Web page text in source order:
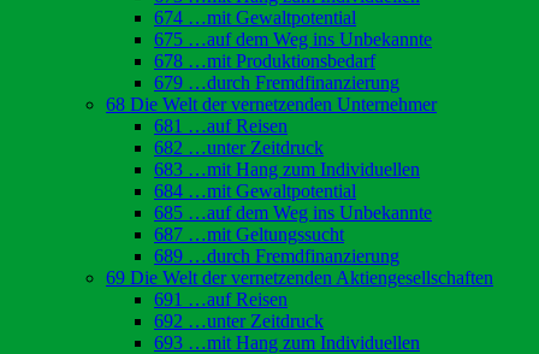
674 …mit Gewaltpotential
675 …auf dem Weg ins Unbekannte
678 …mit Produktionsbedarf
679 …durch Fremdfinanzierung
68 Die Welt der vernetzenden Unternehmer
681 …auf Reisen
682 …unter Zeitdruck
683 …mit Hang zum Individuellen
684 …mit Gewaltpotential
685 …auf dem Weg ins Unbekannte
687 …mit Geltungssucht
689 …durch Fremdfinanzierung
69 Die Welt der vernetzenden Aktiengesellschaften
691 …auf Reisen
692 …unter Zeitdruck
693 …mit Hang zum Individuellen